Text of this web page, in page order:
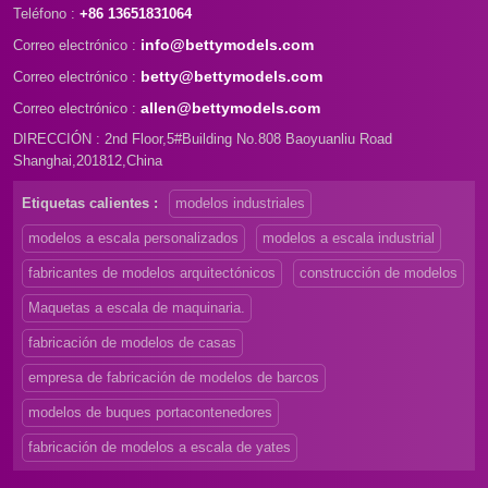
Teléfono : +86 13651831064
Correo electrónico : info@bettymodels.com
Correo electrónico : betty@bettymodels.com
Correo electrónico : allen@bettymodels.com
DIRECCIÓN : 2nd Floor,5#Building No.808 Baoyuanliu Road
Shanghai,201812,China
Etiquetas calientes : modelos industriales
modelos a escala personalizados modelos a escala industrial
fabricantes de modelos arquitectónicos construcción de modelos
Maquetas a escala de maquinaria.
fabricación de modelos de casas
empresa de fabricación de modelos de barcos
modelos de buques portacontenedores
fabricación de modelos a escala de yates